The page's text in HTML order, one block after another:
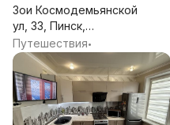
Зои Космодемьянской
ул, 33, Пинск,
Брестская обл.
Путешествия•